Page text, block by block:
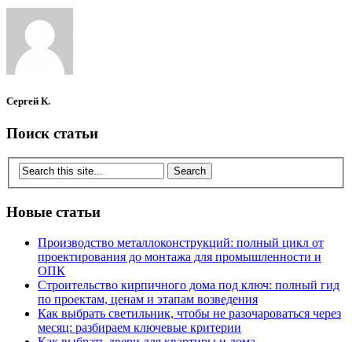
Сергей К.
Поиск статьи
Новые статьи
Производство металлоконструкций: полный цикл от
проектирования до монтажа для промышленности и
ОПК
Строительство кирпичного дома под ключ: полный гид
по проектам, ценам и этапам возведения
Как выбрать светильник, чтобы не разочароваться через
месяц: разбираем ключевые критерии